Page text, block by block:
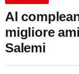
Al
migliore
Salemi